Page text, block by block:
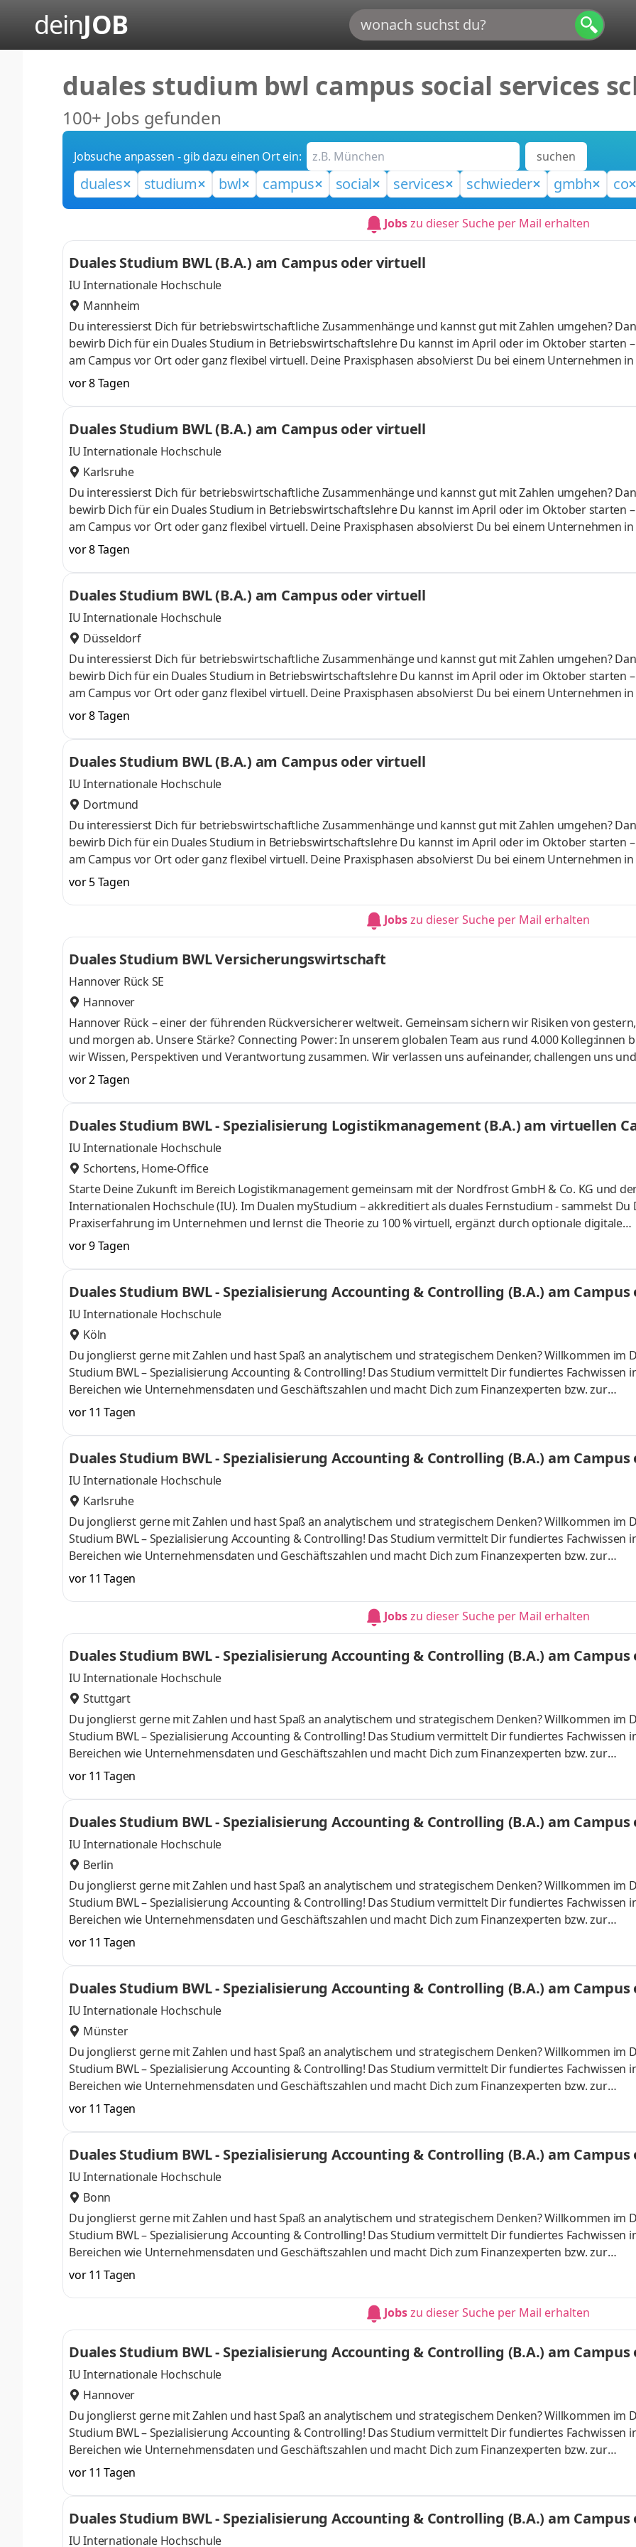
deinJOB
duales studium bwl campus social services
100+ Jobs gefunden
Jobsuche anpassen - gib dazu einen Ort ein: suchen
duales studium bwl campus social services schwieder gmbh co
Jobszu dieser Suche per Mail erhalten
Duales Studium BWL (B.A.) am Campus oder virtuell
IU Internationale Hochschule
Mannheim
Du interessierst Dich für betriebswirtschaftliche Zusammenhänge und kannst gut mit Zahlen umgehen?
bewirb Dich für ein Duales Studium in Betriebswirtschaftslehre Du kannst im April oder im Oktober starten
am Campus vor Ort oder ganz flexibel virtuell. Deine Praxisphasen absolvierst Du bei einem Unternehmen
Nähe. Ab dem 3. Semester belegst Du eine von fünf Spezialisierungsmöglichkeiten – und kannst Dich so noch
gezielter auf Deinen Traumjob vorbereiten: Accounting &
ControllingSteuerberatungSozialmanagementHandelsmanagementLogistikmanagement Aufgaben Du
Studium ohne Numerus clausus oder Aufnahmeprüfung startenDu absolvierst ein staatlich anerkanntes
vor 8 Tagen
Duales Studium BWL (B.A.) am Campus oder virtuell
IU Internationale Hochschule
Karlsruhe
Du interessierst Dich für betriebswirtschaftliche Zusammenhänge und kannst gut mit Zahlen umgehen?
bewirb Dich für ein Duales Studium in Betriebswirtschaftslehre Du kannst im April oder im Oktober starten
am Campus vor Ort oder ganz flexibel virtuell. Deine Praxisphasen absolvierst Du bei einem Unternehmen
Nähe. Ab dem 3. Semester belegst Du eine von fünf Spezialisierungsmöglichkeiten – und kannst Dich so noch
gezielter auf Deinen Traumjob vorbereiten: Accounting &
ControllingSteuerberatungSozialmanagementHandelsmanagementLogistikmanagement Aufgaben Du
Studium ohne Numerus clausus oder Aufnahmeprüfung startenDu absolvierst ein staatlich anerkanntes
vor 8 Tagen
Duales Studium BWL (B.A.) am Campus oder virtuell
IU Internationale Hochschule
Düsseldorf
Du interessierst Dich für betriebswirtschaftliche Zusammenhänge und kannst gut mit Zahlen umgehen?
bewirb Dich für ein Duales Studium in Betriebswirtschaftslehre Du kannst im April oder im Oktober starten
am Campus vor Ort oder ganz flexibel virtuell. Deine Praxisphasen absolvierst Du bei einem Unternehmen
Nähe. Ab dem 3. Semester belegst Du eine von fünf Spezialisierungsmöglichkeiten – und kannst Dich so noch
gezielter auf Deinen Traumjob vorbereiten: Accounting &
ControllingSteuerberatungSozialmanagementHandelsmanagementLogistikmanagement Aufgaben Du
Studium ohne Numerus clausus oder Aufnahmeprüfung startenDu absolvierst ein staatlich anerkanntes
vor 8 Tagen
Duales Studium BWL (B.A.) am Campus oder virtuell
IU Internationale Hochschule
Dortmund
Du interessierst Dich für betriebswirtschaftliche Zusammenhänge und kannst gut mit Zahlen umgehen?
bewirb Dich für ein Duales Studium in Betriebswirtschaftslehre Du kannst im April oder im Oktober starten
am Campus vor Ort oder ganz flexibel virtuell. Deine Praxisphasen absolvierst Du bei einem Unternehmen
Nähe. Ab dem 3. Semester belegst Du eine von fünf Spezialisierungsmöglichkeiten – und kannst Dich so noch
gezielter auf Deinen Traumjob vorbereiten: Accounting &
ControllingSteuerberatungSozialmanagementHandelsmanagementLogistikmanagement Aufgaben Du
Studium ohne Numerus clausus oder Aufnahmeprüfung startenDu absolvierst ein staatlich anerkanntes
vor 5 Tagen
Jobszu dieser Suche per Mail erhalten
Duales Studium BWL Versicherungswirtschaft
Hannover Rück SE
Hannover
Hannover Rück – einer der führenden Rück­versicherer welt­weit. Gemein­sam sichern wir Risiken von
und morgen ab. Unsere Stärke? Connecting Power: In unserem globalen Team aus rund 4.000 Kolleg:innen
wir Wissen, Perspektiven und Verant­wortung zusammen. Wir verlassen uns aufeinander, challengen uns und
entwickeln uns sowie unsere Services und Produkte konti­nuierlich weiter. Ob Modelle für
digitale Tools oder prag­matische Lösungen für unsere Kunden: Bei uns kannst du dein Know-how ein­bringen
mit­gestalten. Klingt gut? Lerne uns als verlässlichen Arbeitgeber kennen und finde deinen Platz bei uns.
Du kannst dich nicht zwischen Au
vor 2 Tagen
Duales Studium BWL - Spezialisierung Logistikmanagement (B.A.) am virtuellen
& Co. KG
IU Internationale Hochschule
Schortens, Home-Office
Starte Deine Zukunft im Bereich Logistikmanagement gemeinsam mit der Nordfrost GmbH & Co. KG und
Internationalen Hochschule (IU). Im Dualen myStudium – akkreditiert als duales Fernstudium - sammelst Du
Praxiserfahrung im Unternehmen und lernst die Theorie zu 100 % virtuell, ergänzt durch optionale digitale
Begleitveranstaltungen. Seit 50 Jahren sind wir Logistiker aus Leidenschaft. Als Deutschlands Marktführer im
der Tiefkühllogistik beschäftigen wir rund 2.300 Mitarbeiterinnen und Mitarbeiter in der Europa-Zentrale im
friesischen Schortens und an den 40 bundesweit gelegenen NORDFROST-Tiefkühlstandorten. Werde auch
unseres Teams und starte bei uns zum 1. Oktober
vor 9 Tagen
Duales Studium BWL - Spezialisierung Accounting & Controlling (B.A.) am
IU Internationale Hochschule
Köln
Du jonglierst gerne mit Zahlen und hast Spaß an analytischem und strategischem Denken? Willkommen im
Studium BWL – Spezialisierung Accounting & Controlling! Das Studium vermittelt Dir fundiertes Fachwissen
Bereichen wie Unternehmensdaten und Geschäftszahlen und macht Dich zum Finanzexperten bzw. zur
Finanzexpertin. Du kannst im April oder im Oktober starten – direkt am Campus vor Ort oder ganz flexibel
Deine Praxisphasen absolvierst Du bei einem Unternehmen in Deiner Nähe. Aufgaben Du kannst Dein
Numerus clausus oder Aufnahmeprüfung startenDu absolvierst ein staatlich anerkanntes Bachelorstudium
praxisnahen InhaltenDeine Studienberatung, Study Guides und
vor 11 Tagen
Duales Studium BWL - Spezialisierung Accounting & Controlling (B.A.) am
IU Internationale Hochschule
Karlsruhe
Du jonglierst gerne mit Zahlen und hast Spaß an analytischem und strategischem Denken? Willkommen im
Studium BWL – Spezialisierung Accounting & Controlling! Das Studium vermittelt Dir fundiertes Fachwissen
Bereichen wie Unternehmensdaten und Geschäftszahlen und macht Dich zum Finanzexperten bzw. zur
Finanzexpertin. Du kannst im April oder im Oktober starten – direkt am Campus vor Ort oder ganz flexibel
Deine Praxisphasen absolvierst Du bei einem Unternehmen in Deiner Nähe. Aufgaben Du kannst Dein
Numerus clausus oder Aufnahmeprüfung startenDu absolvierst ein staatlich anerkanntes Bachelorstudium
praxisnahen InhaltenDeine Studienberatung, Study Guides und
vor 11 Tagen
Jobszu dieser Suche per Mail erhalten
Duales Studium BWL - Spezialisierung Accounting & Controlling (B.A.) am
IU Internationale Hochschule
Stuttgart
Du jonglierst gerne mit Zahlen und hast Spaß an analytischem und strategischem Denken? Willkommen im
Studium BWL – Spezialisierung Accounting & Controlling! Das Studium vermittelt Dir fundiertes Fachwissen
Bereichen wie Unternehmensdaten und Geschäftszahlen und macht Dich zum Finanzexperten bzw. zur
Finanzexpertin. Du kannst im April oder im Oktober starten – direkt am Campus vor Ort oder ganz flexibel
Deine Praxisphasen absolvierst Du bei einem Unternehmen in Deiner Nähe. Aufgaben Du kannst Dein
Numerus clausus oder Aufnahmeprüfung startenDu absolvierst ein staatlich anerkanntes Bachelorstudium
praxisnahen InhaltenDeine Studienberatung, Study Guides und
vor 11 Tagen
Duales Studium BWL - Spezialisierung Accounting & Controlling (B.A.) am
IU Internationale Hochschule
Berlin
Du jonglierst gerne mit Zahlen und hast Spaß an analytischem und strategischem Denken? Willkommen im
Studium BWL – Spezialisierung Accounting & Controlling! Das Studium vermittelt Dir fundiertes Fachwissen
Bereichen wie Unternehmensdaten und Geschäftszahlen und macht Dich zum Finanzexperten bzw. zur
Finanzexpertin. Du kannst im April oder im Oktober starten – direkt am Campus vor Ort oder ganz flexibel
Deine Praxisphasen absolvierst Du bei einem Unternehmen in Deiner Nähe. Aufgaben Du kannst Dein
Numerus clausus oder Aufnahmeprüfung startenDu absolvierst ein staatlich anerkanntes Bachelorstudium
praxisnahen InhaltenDeine Studienberatung, Study Guides und
vor 11 Tagen
Duales Studium BWL - Spezialisierung Accounting & Controlling (B.A.) am
IU Internationale Hochschule
Münster
Du jonglierst gerne mit Zahlen und hast Spaß an analytischem und strategischem Denken? Willkommen im
Studium BWL – Spezialisierung Accounting & Controlling! Das Studium vermittelt Dir fundiertes Fachwissen
Bereichen wie Unternehmensdaten und Geschäftszahlen und macht Dich zum Finanzexperten bzw. zur
Finanzexpertin. Du kannst im April oder im Oktober starten – direkt am Campus vor Ort oder ganz flexibel
Deine Praxisphasen absolvierst Du bei einem Unternehmen in Deiner Nähe. Aufgaben Du kannst Dein
Numerus clausus oder Aufnahmeprüfung startenDu absolvierst ein staatlich anerkanntes Bachelorstudium
praxisnahen InhaltenDeine Studienberatung, Study Guides und
vor 11 Tagen
Duales Studium BWL - Spezialisierung Accounting & Controlling (B.A.) am
IU Internationale Hochschule
Bonn
Du jonglierst gerne mit Zahlen und hast Spaß an analytischem und strategischem Denken? Willkommen im
Studium BWL – Spezialisierung Accounting & Controlling! Das Studium vermittelt Dir fundiertes Fachwissen
Bereichen wie Unternehmensdaten und Geschäftszahlen und macht Dich zum Finanzexperten bzw. zur
Finanzexpertin. Du kannst im April oder im Oktober starten – direkt am Campus vor Ort oder ganz flexibel
Deine Praxisphasen absolvierst Du bei einem Unternehmen in Deiner Nähe. Aufgaben Du kannst Dein
Numerus clausus oder Aufnahmeprüfung startenDu absolvierst ein staatlich anerkanntes Bachelorstudium
praxisnahen InhaltenDeine Studienberatung, Study Guides und
vor 11 Tagen
Jobszu dieser Suche per Mail erhalten
Duales Studium BWL - Spezialisierung Accounting & Controlling (B.A.) am
IU Internationale Hochschule
Hannover
Du jonglierst gerne mit Zahlen und hast Spaß an analytischem und strategischem Denken? Willkommen im
Studium BWL – Spezialisierung Accounting & Controlling! Das Studium vermittelt Dir fundiertes Fachwissen
Bereichen wie Unternehmensdaten und Geschäftszahlen und macht Dich zum Finanzexperten bzw. zur
Finanzexpertin. Du kannst im April oder im Oktober starten – direkt am Campus vor Ort oder ganz flexibel
Deine Praxisphasen absolvierst Du bei einem Unternehmen in Deiner Nähe. Aufgaben Du kannst Dein
Numerus clausus oder Aufnahmeprüfung startenDu absolvierst ein staatlich anerkanntes Bachelorstudium
praxisnahen InhaltenDeine Studienberatung, Study Guides und
vor 11 Tagen
Duales Studium BWL - Spezialisierung Accounting & Controlling (B.A.) am
IU Internationale Hochschule